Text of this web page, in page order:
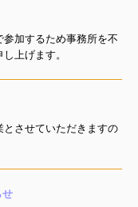
加するため事務所を不
上げます。
とさせていただきますの
せ